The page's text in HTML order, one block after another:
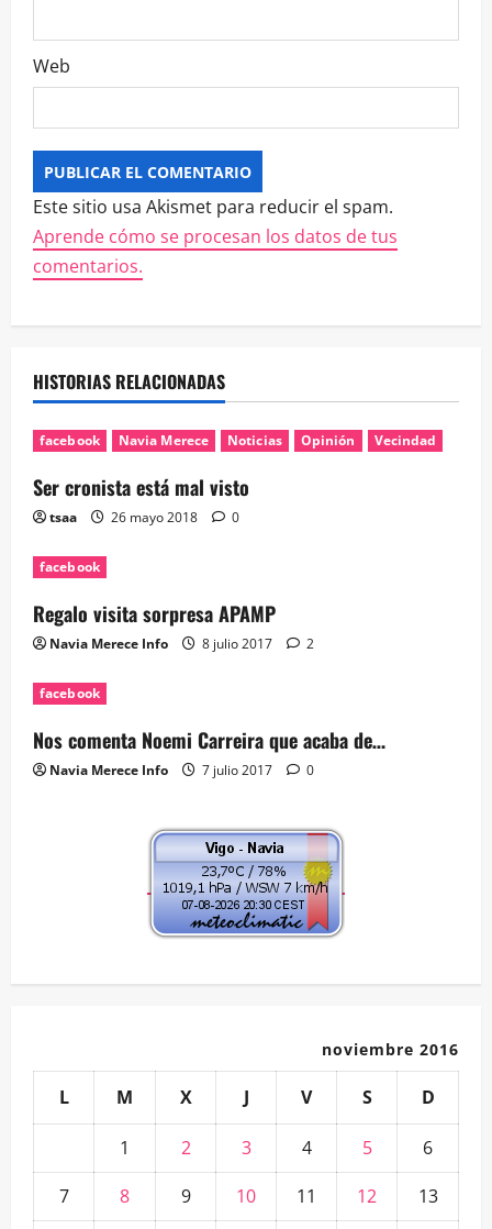
Web
Este sitio usa Akismet para reducir el spam.
Aprende cómo se procesan los datos de tus
comentarios.
HISTORIAS RELACIONADAS
facebook Navia Merece Noticias Opinión Vecindad
Ser cronista está mal visto
tsaa 26 mayo 2018 0
facebook
Regalo visita sorpresa APAMP
Navia Merece Info 8 julio 2017 2
facebook
Nos comenta Noemi Carreira que acaba de…
Navia Merece Info 7 julio 2017 0
noviembre 2016
L M X J V S D
1 2 3 4 5
6
7
8 9 10 11 12
13